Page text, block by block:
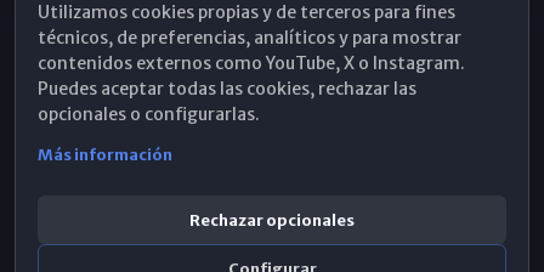
Utilizamos cookies propias y de terceros para fines
técnicos, de preferencias, analíticos y para mostrar
contenidos externos como YouTube, X o Instagram.
Puedes aceptar todas las cookies, rechazar las
opcionales o configurarlas.
Más información
Rechazar opcionales